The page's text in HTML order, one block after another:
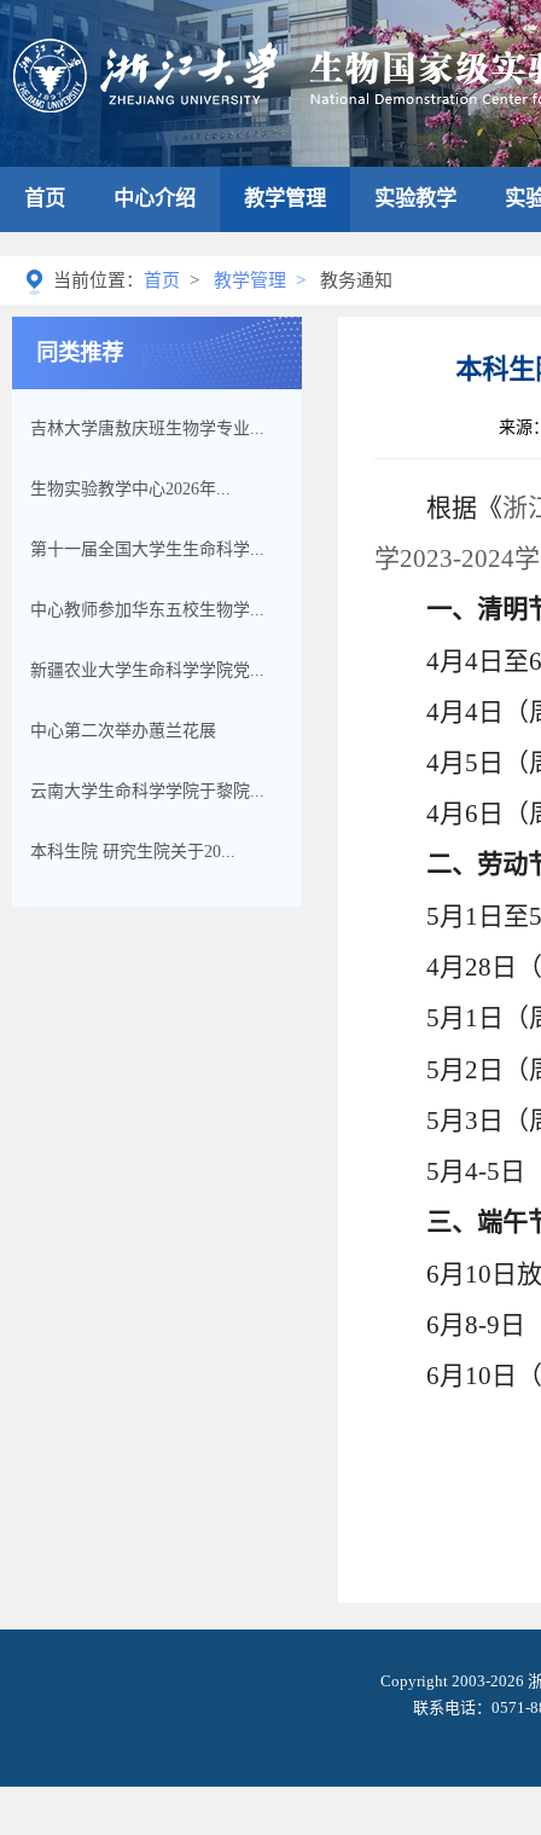
首页 中心介绍 教学管理 实验教学 实
当前位置： 首页 > 教学管理 > 教务通知
同类推荐
吉林大学唐敖庆班生物学专业...
生物实验教学中心2026年...
第十一届全国大学生生命科学...
中心教师参加华东五校生物学...
新疆农业大学生命科学学院党...
中心第二次举办蕙兰花展
云南大学生命科学学院于黎院...
本科生院 研究生院关于20...
本科
来源
根据《浙
学2023-2024
一、清明
4月 4 日至6
4月 4 日（
4月 5 日（
4月 6 日（
二、劳动
5月 1 日至5
4月 28 日
5月 1 日（
5月 2 日（
5月 3 日（
5月 4-5 日
三、端午
6月 10 日
6月 8-9 日
6月 10 日
Copyright 2003-2026
联系电话：